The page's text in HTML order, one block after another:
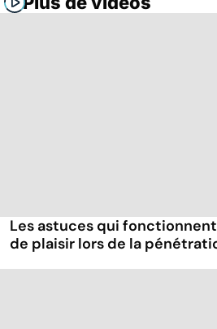
Les astuces qui
de plaisir lors de la